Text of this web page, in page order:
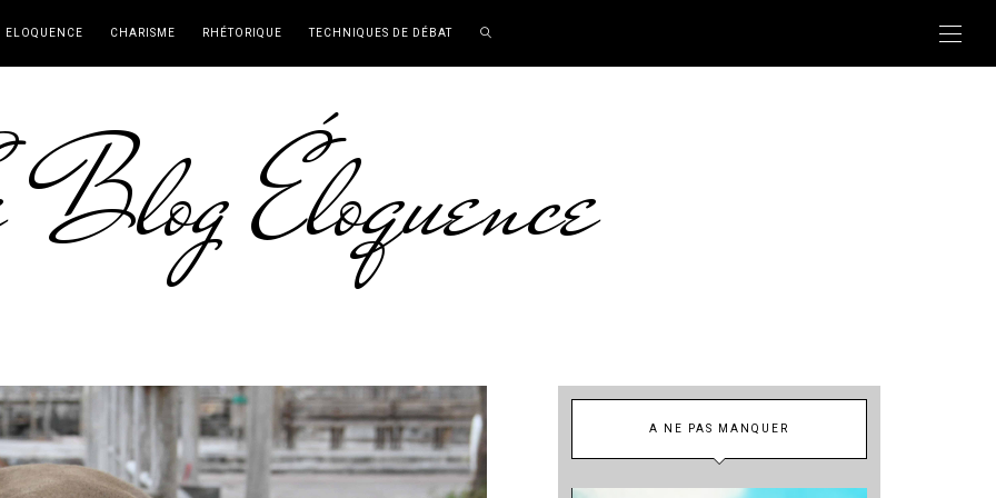
ELOQUENCE CHARISME RHÉTORIQUE TECHNIQUES DE DÉBAT
Éloquence
A NE PAS MANQUER